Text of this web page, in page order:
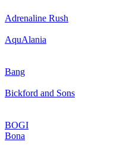
Adrenaline Rush
AquAlania
Bang
Bickford and Sons
BOGI
Bona